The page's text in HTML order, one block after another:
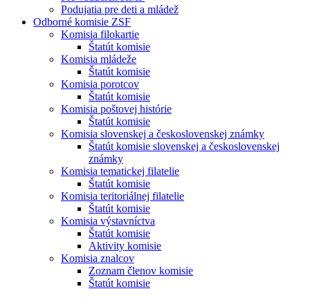
Podujatia pre deti a mládež
Odborné komisie ZSF
Komisia filokartie
Štatút komisie
Komisia mládeže
Štatút komisie
Komisia porotcov
Štatút komisie
Komisia poštovej histórie
Štatút komisie
Komisia slovenskej a československej známky
Štatút komisie slovenskej a československej
známky
Komisia tematickej filatelie
Štatút komisie
Komisia teritoriálnej filatelie
Štatút komisie
Komisia výstavníctva
Štatút komisie
Aktivity komisie
Komisia znalcov
Zoznam členov komisie
Štatút komisie